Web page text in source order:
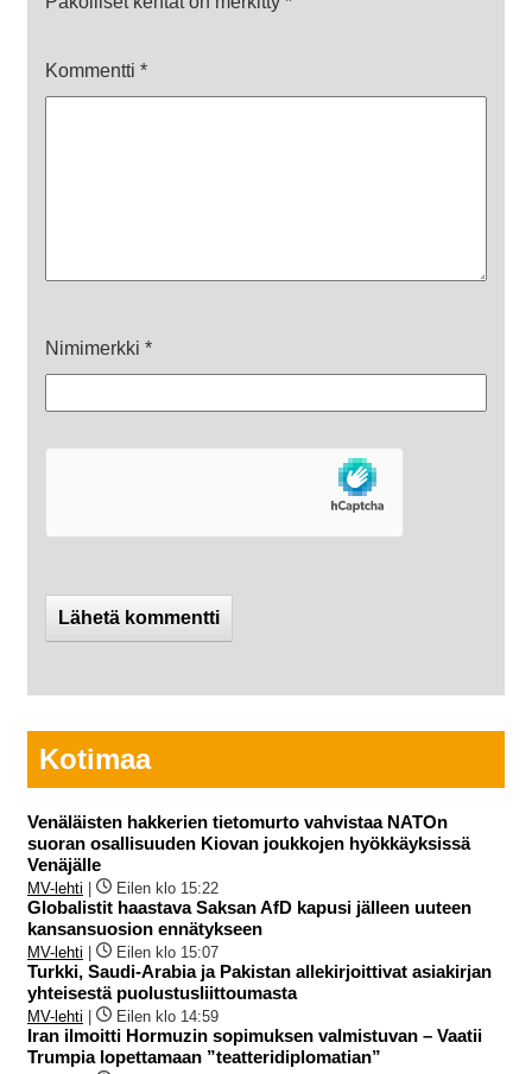
Kommentti *
Nimimerkki *
Kotimaa
Venäläisten hakkerien tietomurto vahvistaa NATOn
suoran osallisuuden Kiovan joukkojen hyökkäyksissä
Venäjälle
MV-lehti Eilen klo 15:22
Globalistit haastava Saksan AfD kapusi jälleen uuteen
kansansuosion ennätykseen
MV-lehti Eilen klo 15:07
Turkki, Saudi-Arabia ja Pakistan allekirjoittivat asiakirjan
yhteisestä puolustusliittoumasta
MV-lehti Eilen klo 14:59
Iran ilmoitti Hormuzin sopimuksen valmistuvan – Vaatii
Trumpia lopettamaan ”teatteridiplomatian”